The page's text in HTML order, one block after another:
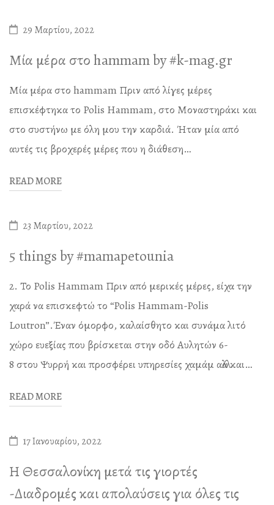
29 Μαρτίου, 2022
Μία μέρα στο hammam by #k-mag.gr
Μία μέρα στο hammam Πριν από λίγες μέρες
επισκέφτηκα το Polis Hammam, στο Μοναστηράκι και
στο συστήνω με όλη μου την καρδιά. Ήταν μία από
αυτές τις βροχερές μέρες που η διάθεση…
READ MORE
23 Μαρτίου, 2022
5 things by #mamapetounia
2. Το Polis Hammam Πριν από μερικές μέρες, είχα την
χαρά να επισκεφτώ το “Polis Hammam-Polis
Loutron”.Έναν όμορφο, καλαίσθητο και συνάμα λιτό
χώρο ευεξίας που βρίσκεται στην οδό Αυλητών 6-
8 στου Ψυρρή και προσφέρει υπηρεσίες χαμάμ αλλά και…
READ MORE
17 Ιανουαρίου, 2022
Η Θεσσαλονίκη μετά τις γιορτές
-Διαδρομές και απολαύσεις για όλες τις